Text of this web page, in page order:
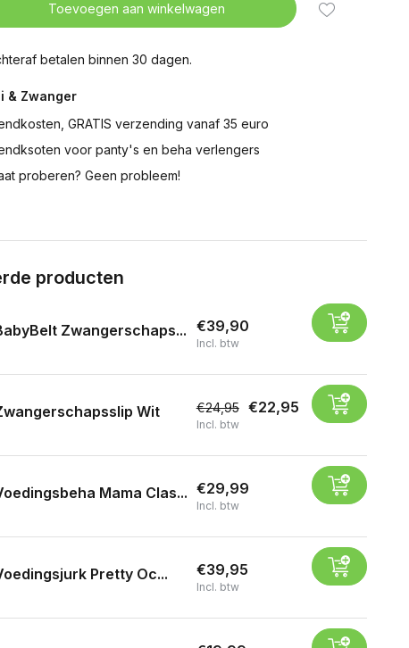
Toevoegen aan winkelwagen
betalen binnen 30 dagen.
& Zwanger
GRATIS verzending vanaf 35 euro
voor panty's en beha verlengers
proberen? Geen probleem!
producten
Zwangerschaps... €39,90
Incl. btw
Wit €24,95 €22,95
Incl. btw
Mama Clas... €29,99
Incl. btw
Pretty Oc... €39,95
Incl. btw